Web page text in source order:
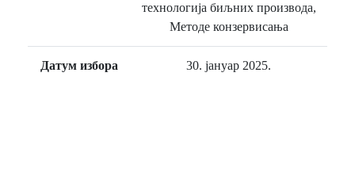
технологија биљних производа,
Методе конзервисања
Датум избора 30. јануар 2025.